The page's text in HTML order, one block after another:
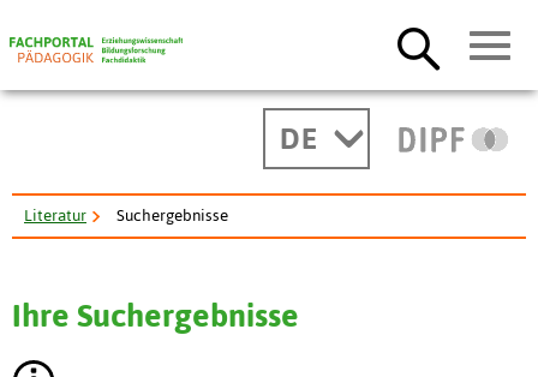
DE
Literatur Suchergebnisse
Ihre Suchergebnisse